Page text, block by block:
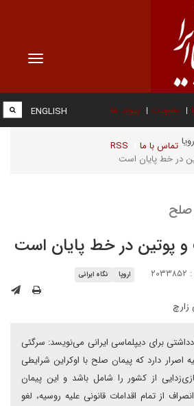
Toggle
عضویت پیوند ها
تماس با ما RSS
ENGLISH
در خط پایان است
صلح
پوتین در خط پایان است
اروپا نگاه ایرانی
زارچ
برای دیپلماسی ایرانی می‌نویسد: سرگئی
اصرار دارد که پیمان صلح با اوکراین شرایطی
از کشور را شامل باشد و این پیمان
از تمام اقدامات قانونی علیه روسیه، لغو